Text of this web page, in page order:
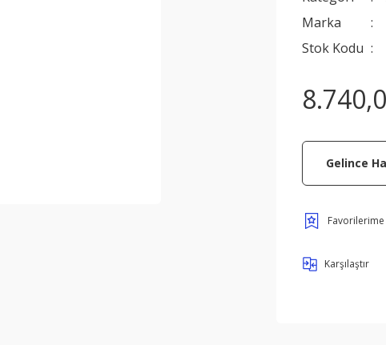
Marka
Stok Kodu
Gelince
Karşılaştır